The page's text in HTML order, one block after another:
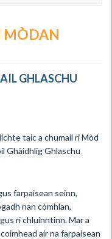
MÒDAN
GHLASCHU
taic a chumail ri Mòd
Ghàidhlig Ghlaschu
farpaisean seinn,
nan còmhlan,
ri chluinntinn. Mar a
air na farpaisean